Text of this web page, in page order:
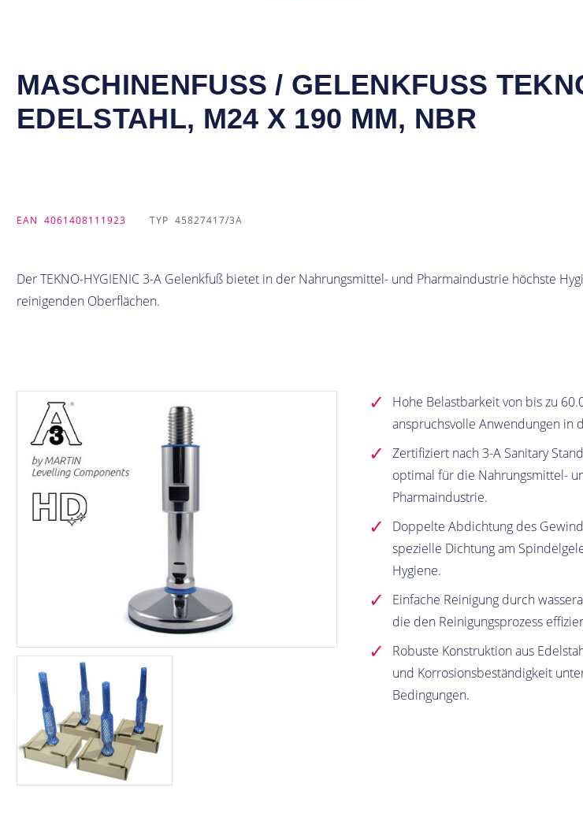
MASCHINENFUSS / GELENKFUSS
ELSTAHL, M24 X 190 MM, NBR
EAN 4061408111923 TYP 45827417/3A
Der TEKNO-HYGIENIC 3-A Gelenkfuß bietet in der Nahrungsmittel- und Pharmaindustrie höchste
reinigenden Oberflächen.
Bildergalerie überspringen
Hohe Belastbarkeit von bis zu
anspruchsvolle Anwendungen in
Zertifiziert nach 3-A Sanitary
optimal für die Nahrungsmittel-
Pharmaindustrie.
Doppelte Abdichtung des
spezielle Dichtung am
Hygiene.
Einfache Reinigung durch
die den Reinigungsprozess
Robuste Konstruktion aus
und Korrosionsbeständigkeit
Bedingungen.